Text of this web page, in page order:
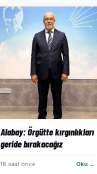
Alabay: Örgütte kırgınlıkları
geride bırakacağız
18 saat önce Oku →